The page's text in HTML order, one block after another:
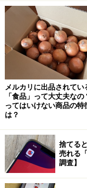
メルカリを利用して
いたいと思ってい
ん。そのため出品時
サーチが必要になっ
いたり、コメントが
鈍いと購入されにく
2．商品が埋もれてし
メルカリにはたくさ
で、他の商品の中に
ります。新しく出品
に表示されるので、
されるのが下の方に
ルするような状態で
メルカリに出品されてい
「食品」って大丈夫なの
ってはいけない商品の特
は？
捨てる
売れる
調査】